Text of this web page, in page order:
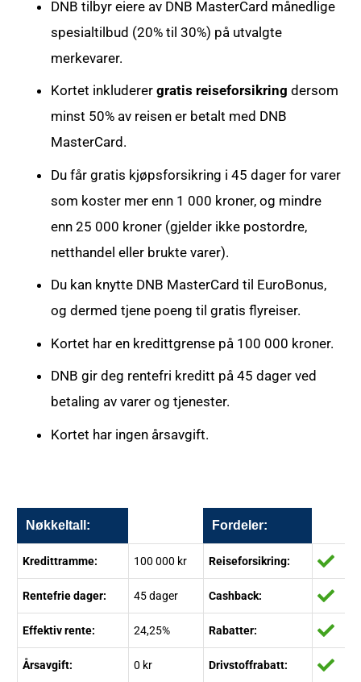
DNB tilbyr eiere av DNB MasterCard månedlige
spesialtilbud (20% til 30%) på utvalgte
merkevarer.
Kortet inkluderer gratis reiseforsikring dersom
minst 50% av reisen er betalt med DNB
MasterCard.
Du får gratis kjøpsforsikring i 45 dager for varer
som koster mer enn 1 000 kroner, og mindre
enn 25 000 kroner (gjelder ikke postordre,
netthandel eller brukte varer).
Du kan knytte DNB MasterCard til EuroBonus,
og dermed tjene poeng til gratis flyreiser.
Kortet har en kredittgrense på 100 000 kroner.
DNB gir deg rentefri kreditt på 45 dager ved
betaling av varer og tjenester.
Kortet har ingen årsavgift.
Nøkkeltall: Fordeler:
Kredittramme: 100 000 kr Reiseforsikring:
Rentefrie dager: 45 dager Cashback:
Effektiv rente: 24,25% Rabatter:
Årsavgift: 0 kr Drivstoffrabatt: